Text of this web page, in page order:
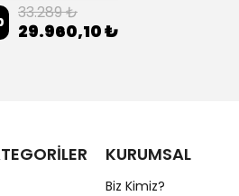
33.289 ₺
29.960,10 ₺
KURUMSAL
Biz Kimiz?